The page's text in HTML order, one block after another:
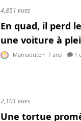
4,851 vues
En quad, il perd
une voiture à
Mamaoute • 7 ans 1
2,101 vues
Une tortue